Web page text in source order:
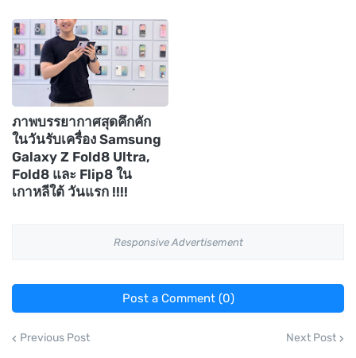
ภาพบรรยากาศสุดคึกคัก
ในวันรับเครื่อง Samsung
Galaxy Z Fold8 Ultra,
Fold8 และ Flip8 ใน
เกาหลีใต้ วันแรก !!!!
Responsive Advertisement
Post a Comment (0)
Previous Post Next Post